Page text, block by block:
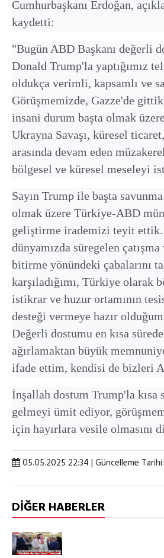
Cumhurbaşkanı Erdoğan,
kaydetti:
"Bugün ABD Başkanı değerli
Donald Trump'la yaptığımız
oldukça verimli, kapsamlı ve
Görüşmemizde, Gazze'de
insani durum başta olmak
Ukrayna Savaşı, küresel
arasında devam eden
bölgesel ve küresel meseleyi
Sayın Trump ile başta
olmak üzere Türkiye-ABD
geliştirme irademizi teyit ettik.
dünyamızda süregelen çatışma
bitirme yönündeki çabalarını
karşıladığımı, Türkiye olarak
istikrar ve huzur ortamının
desteği vermeye hazır
Değerli dostumu en kısa
ağırlamaktan büyük
ifade ettim, kendisi de bizleri
İnşallah dostum Trump'la kısa
gelmeyi ümit ediyor,
için hayırlara vesile olmasını
05.05.2025 22:34 | Güncelleme
DİĞER HABERLER